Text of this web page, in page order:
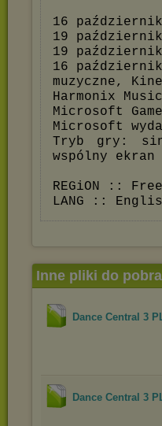
16
19
19
16
muzyczne,
Harmonix
Microsoft
Microsoft
Tryb gry:
wspólny
REGiON :: Free
LANG ::
Inne pliki do
Dance Central 3
Dance Central 3